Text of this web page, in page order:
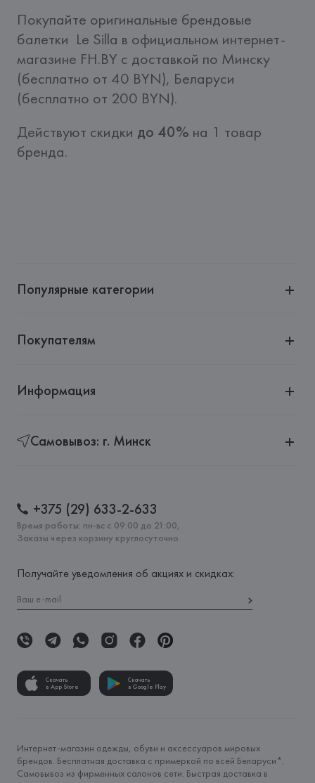
Покупайте оригинальные брендовые
балетки  Le Silla в официальном интернет-
магазине FH.BY c доставкой по Минску
(бесплатно от 40 BYN), Беларуси
(бесплатно от 200 BYN).
Действуют скидки до 40% на 1 товар
бренда.
Популярные категории
Покупателям
Информация
Самовывоз: г. Минск
+375 (29) 633-2-633
Время работы: пн-вс с 09:00 до 21:00,
Заказы через корзину круглосуточно
Получайте уведомления об акциях и скидках:
Скачать
в App Store
Скачать
в Google Play
Интернет-магазин одежды, обуви и аксессуаров мировых
брендов. Бесплатная доставка с примеркой по всей Беларуси*.
Самовывоз из фирменных салонов сети. Быстрая доставка в